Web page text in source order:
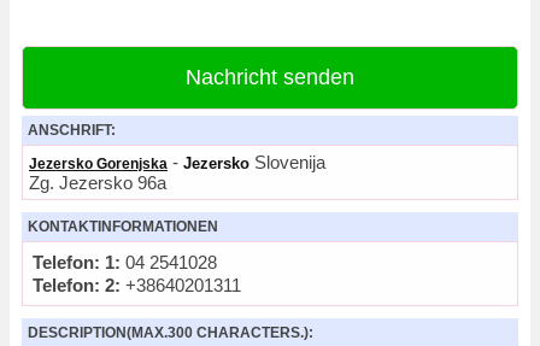
Nachricht senden
ANSCHRIFT:
Jezersko Gorenjska - Jezersko Slovenija
Zg. Jezersko 96a
KONTAKTINFORMATIONEN
Telefon: 1: 04 2541028
Telefon: 2: +38640201311
DESCRIPTION(MAX.300 CHARACTERS.):